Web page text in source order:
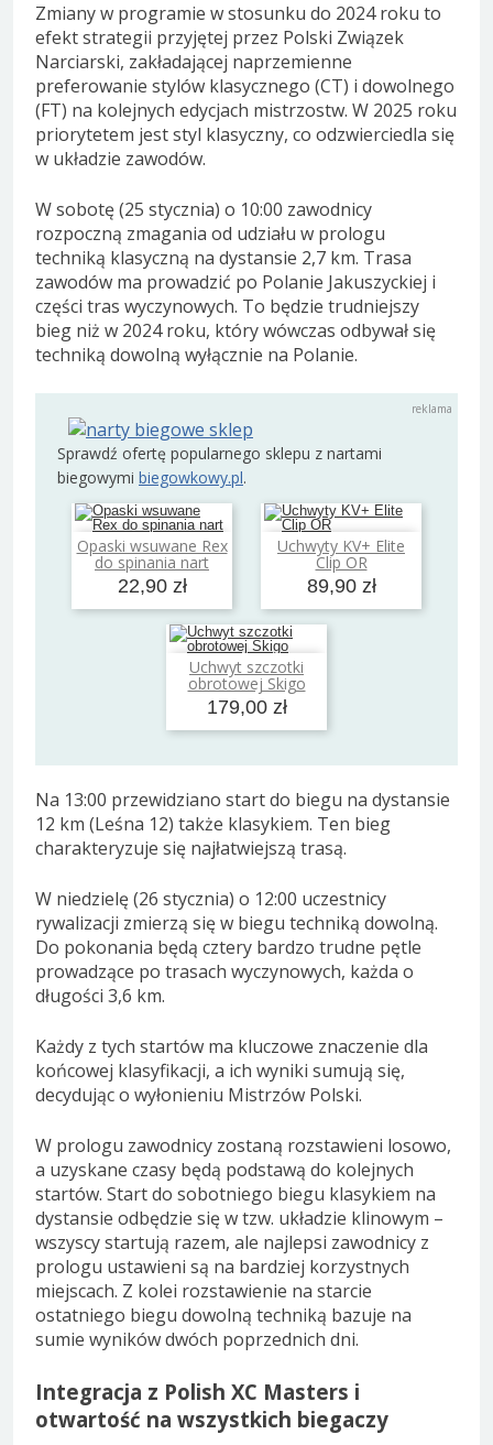
Zmiany w programie w stosunku do 2024 roku to
efekt strategii przyjętej przez Polski Związek
Narciarski, zakładającej naprzemienne
preferowanie stylów klasycznego (CT) i dowolnego
(FT) na kolejnych edycjach mistrzostw. W 2025 roku
priorytetem jest styl klasyczny, co odzwierciedla się
w układzie zawodów.
W sobotę (25 stycznia) o 10:00 zawodnicy
rozpoczną zmagania od udziału w prologu
techniką klasyczną na dystansie 2,7 km. Trasa
zawodów ma prowadzić po Polanie Jakuszyckiej i
części tras wyczynowych. To będzie trudniejszy
bieg niż w 2024 roku, który wówczas odbywał się
techniką dowolną wyłącznie na Polanie.
Sprawdź ofertę popularnego sklepu z nartami
biegowymi biegowkowy.pl.
Opaski wsuwane Rex
do spinania nart
22,90 zł
Dodaj do koszyka Uchwyty KV+ Elite
Clip OR
89,90 zł
Dodaj do koszyka
Uchwyt szczotki
obrotowej Skigo
179,00 zł
Dodaj do koszyka
Na 13:00 przewidziano start do biegu na dystansie
12 km (Leśna 12) także klasykiem. Ten bieg
charakteryzuje się najłatwiejszą trasą.
W niedzielę (26 stycznia) o 12:00 uczestnicy
rywalizacji zmierzą się w biegu techniką dowolną.
Do pokonania będą cztery bardzo trudne pętle
prowadzące po trasach wyczynowych, każda o
długości 3,6 km.
Każdy z tych startów ma kluczowe znaczenie dla
końcowej klasyfikacji, a ich wyniki sumują się,
decydując o wyłonieniu Mistrzów Polski.
W prologu zawodnicy zostaną rozstawieni losowo,
a uzyskane czasy będą podstawą do kolejnych
startów. Start do sobotniego biegu klasykiem na
dystansie odbędzie się w tzw. układzie klinowym –
wszyscy startują razem, ale najlepsi zawodnicy z
prologu ustawieni są na bardziej korzystnych
miejscach. Z kolei rozstawienie na starcie
ostatniego biegu dowolną techniką bazuje na
sumie wyników dwóch poprzednich dni.
Integracja z Polish XC Masters i
otwartość na wszystkich biegaczy